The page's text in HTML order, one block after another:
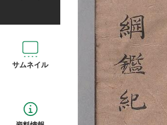
サムネイル